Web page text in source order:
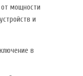
от мощности
и
в